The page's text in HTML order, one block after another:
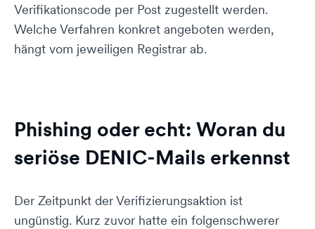
Verifikationscode per Post zugestellt werden.
Welche Verfahren konkret angeboten werden,
hängt vom jeweiligen Registrar ab.
Phishing oder echt: Woran du
seriöse DENIC-Mails erkennst
Der Zeitpunkt der Verifizierungsaktion ist
ungünstig. Kurz zuvor hatte ein folgenschwerer